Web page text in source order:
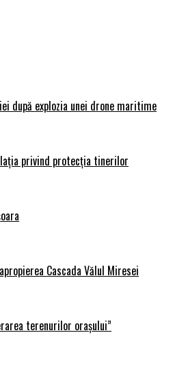
după explozia unei drone maritime
privind protecția tinerilor
Cascada Vălul Miresei
terenurilor orașului”